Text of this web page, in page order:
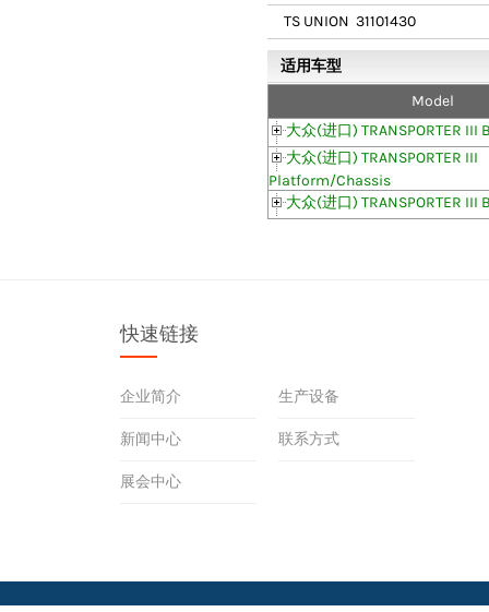
TS UNION 31101430
适用车型
Model
大众(进口) TRANSPORTER III
大众(进口) TRANSPORTER III
Platform/Chassis
大众(进口) TRANSPORTER III
快速链接
企业简介 生产设备
新闻中心 联系方式
展会中心